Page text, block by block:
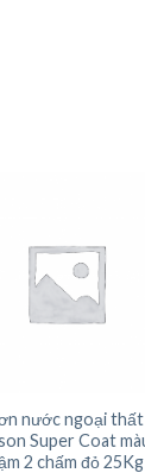
nước ngoại thất
Super Coat
2 chấm đỏ 25Kg